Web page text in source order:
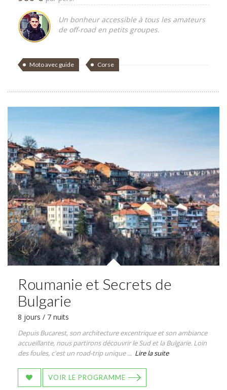
Un bonheur accessible à tous les amateurs
de off-road en petits groupes.
Moto avec guide Corse
Roumanie et Secrets de
Bulgarie
8 jours / 7 nuits
Depuis Bucarest, son architecture excentrique et son ambiance
accueillante, nous partirons découvrir le Sud et la Bulgarie. Loin
des foules, c'est un road-trip unique ... Lire la suite
VOIR LE PROGRAMME